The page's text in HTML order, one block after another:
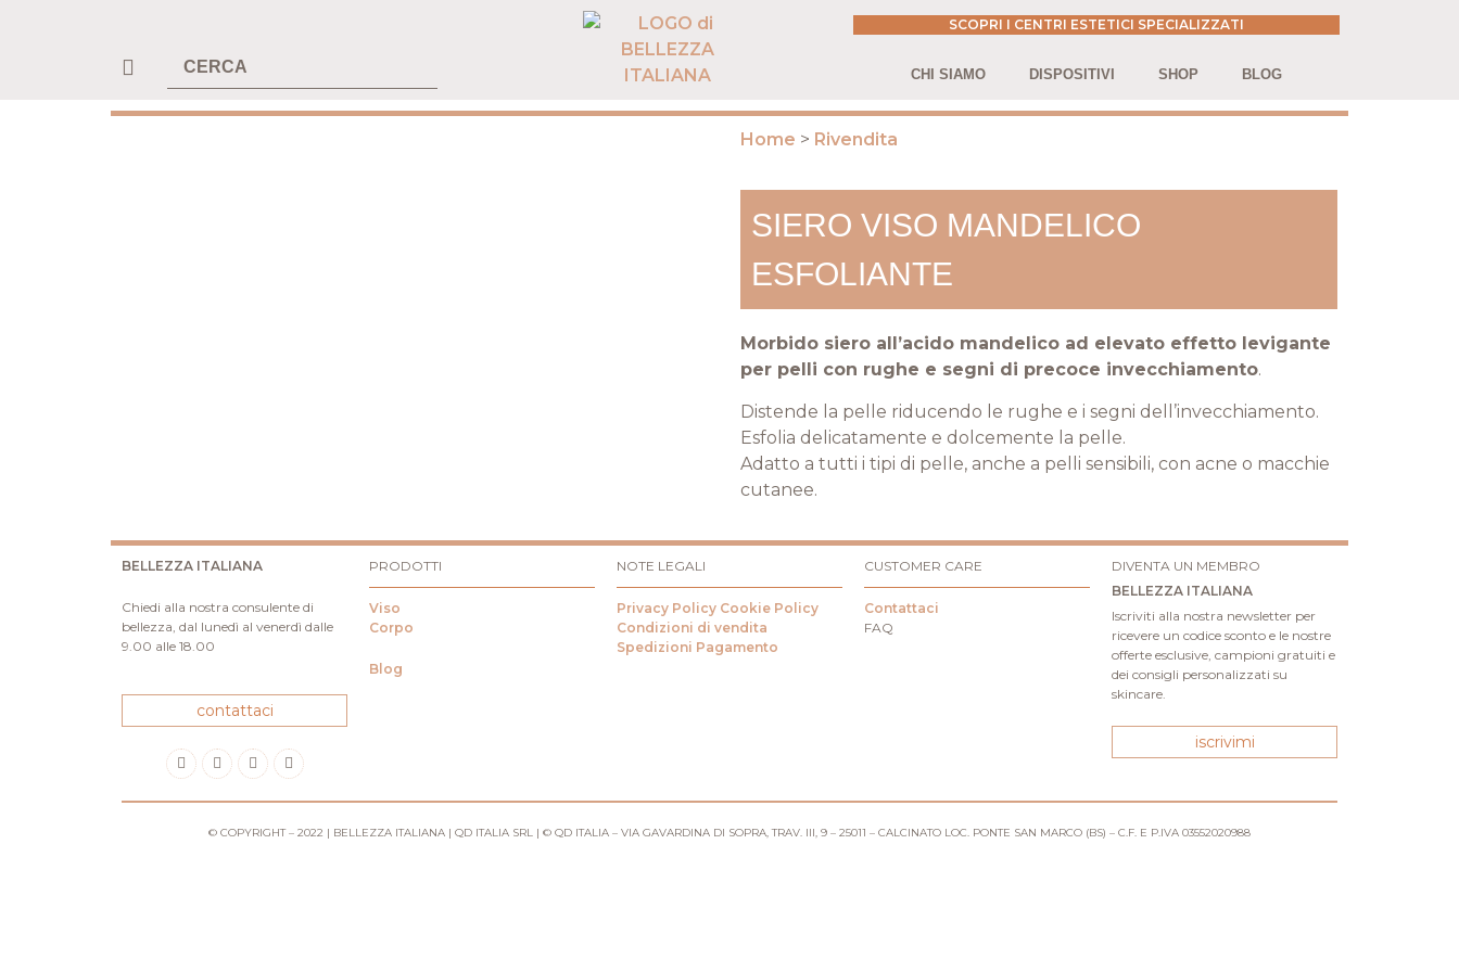
SCOPRI I CENTRI ESTETICI SPECIALIZZATI
CHI SIAMO DISPOSITIVI SHOP BLOG
Home > Rivendita
SIERO VISO MANDELICO
ESFOLIANTE
Morbido siero all’acido mandelico ad elevato effetto levigante
per pelli con rughe e segni di precoce invecchiamento.
Distende la pelle riducendo le rughe e i segni dell’invecchiamento.
Esfolia delicatamente e dolcemente la pelle.
Adatto a tutti i tipi di pelle, anche a pelli sensibili, con acne o macchie
cutanee.
BELLEZZA ITALIANA
Chiedi alla nostra consulente di
bellezza, dal lunedì al venerdì dalle
9.00 alle 18.00
contattaci
PRODOTTI
Viso
Corpo
Blog
NOTE LEGALI
Privacy Policy Cookie Policy
Condizioni di vendita
Spedizioni Pagamento
CUSTOMER CARE
Contattaci
FAQ
DIVENTA UN MEMBRO
BELLEZZA ITALIANA
Iscriviti alla nostra newsletter per
ricevere un codice sconto e le nostre
offerte esclusive, campioni gratuiti e
dei consigli personalizzati su
skincare.
iscrivimi
© COPYRIGHT – 2022 | BELLEZZA ITALIANA | QD ITALIA SRL | © QD ITALIA – VIA GAVARDINA DI SOPRA, TRAV. III, 9 – 25011 – CALCINATO LOC. PONTE SAN MARCO (BS) – C.F. E P.IVA 03552020988